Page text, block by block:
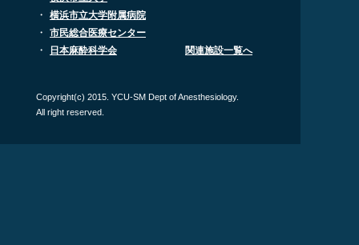
・ 横浜市立大学附属病院
・ 市民総合医療センター
・ 日本麻酔科学会 関連施設一覧へ
Copyright(c) 2015. YCU-SM Dept of Anesthesiology.
All right reserved.